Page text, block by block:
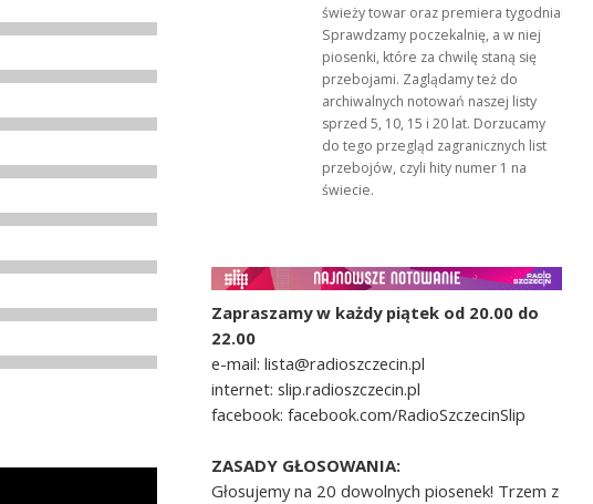
świeży towar oraz premiera tygodnia!
Sprawdzamy poczekalnię, a w niej
piosenki, które za chwilę staną się
przebojami. Zaglądamy też do
archiwalnych notowań naszej listy
sprzed 5, 10, 15 i 20 lat. Dorzucamy
do tego przegląd zagranicznych list
przebojów, czyli hity numer 1 na
świecie.
Zapraszamy w każdy piątek od 20.00 do
22.00
e-mail: lista@radioszczecin.pl
internet: slip.radioszczecin.pl
facebook: facebook.com/RadioSzczecinSlip
ZASADY GŁOSOWANIA:
Głosujemy na 20 dowolnych piosenek! Trzem z